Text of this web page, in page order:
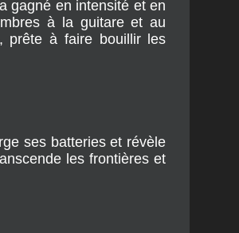
gagné en intensité et en
à la guitare et au
prête à faire bouillir les
ses batteries et révèle
les frontières et